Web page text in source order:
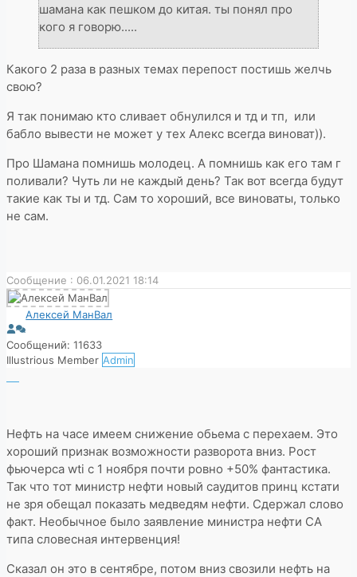
шамана как пешком до китая. ты понял про
кого я говорю.....
Какого 2 раза в разных темах перепост постишь желчь
свою?
Я так понимаю кто сливает обнулился и тд и тп, или
бабло вывести не может у тех Алекс всегда виноват)).
Про Шамана помнишь молодец. А помнишь как его там г
поливали? Чуть ли не каждый день? Так вот всегда будут
такие как ты и тд. Сам то хороший, все виноваты, только
не сам.
Сообщение : 06.01.2021 18:14
Алексей МанВал
Сообщений: 11633
Illustrious Member Admin
Нефть на часе имеем снижение обьема с перехаем. Это
хороший признак возможности разворота вниз. Рост
фьючерса wti с 1 ноября почти ровно +50% фантастика.
Так что тот министр нефти новый саудитов принц кстати
не зря обещал показать медведям нефти. Сдержал слово
факт. Необычное было заявление министра нефти СА
типа словесная интервенция!
Сказал он это в сентябре, потом вниз свозили нефть на